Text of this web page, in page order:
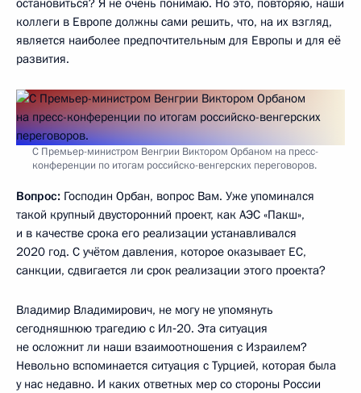
коллеги в Европе должны сами решить, что, на их взгляд,
является наиболее предпочтительным для Европы и для её
развития.
С Премьер-министром Венгрии Виктором Орбаном на пресс-
конференции по итогам российско-венгерских переговоров.
Вопрос: Господин Орбан, вопрос Вам. Уже упоминался
такой крупный двусторонний проект, как АЭС «Пакш»,
и в качестве срока его реализации устанавливался
2020 год. С учётом давления, которое оказывает ЕС,
санкции, сдвигается ли срок реализации этого проекта?
Владимир Владимирович, не могу не упомянуть
сегодняшнюю трагедию с Ил‑20. Эта ситуация
не осложнит ли наши взаимоотношения с Израилем?
Невольно вспоминается ситуация с Турцией, которая была
у нас недавно. И каких ответных мер со стороны России